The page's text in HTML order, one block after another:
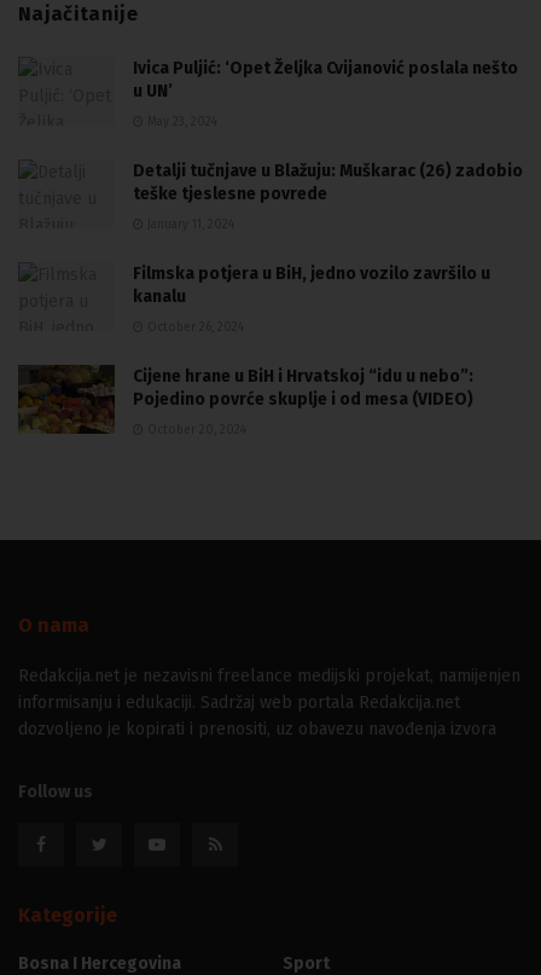
Najačitanije
Ivica Puljić: ‘Opet Željka Cvijanović poslala nešto
u UN’
Detalji tučnjave u Blažuju: Muškarac (26) zadobio
teške tjeslesne povrede
Filmska potjera u BiH, jedno vozilo završilo u
kanalu
Cijene hrane u BiH i Hrvatskoj “idu u nebo”:
Pojedino povrće skuplje i od mesa (VIDEO)
O nama
Redakcija.net je nezavisni freelance medijski projekat, namijenjen
informisanju i edukaciji. Sadržaj web portala Redakcija.net
dozvoljeno je kopirati i prenositi, uz obavezu navođenja izvora
Follow us
Kategorije
Bosna I Hercegovina
Sport